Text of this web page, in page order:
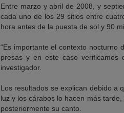
Entre marzo y abril de 2008, y
cada uno de los 29 sitios entre
hora antes de la puesta de sol y 90
“Es importante el contexto nocturno
presas y en este caso verificamos
investigador.
Los resultados se explican debido a
luz y los cárabos lo hacen más
posteriormente su canto.